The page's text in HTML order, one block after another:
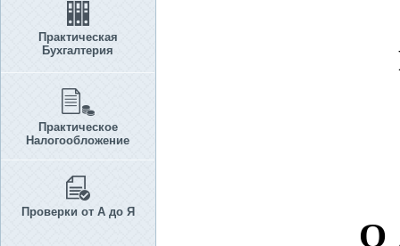
Практическая
Бухгалтерия
Практическое
Налогообложение
Проверки от А до Я
О